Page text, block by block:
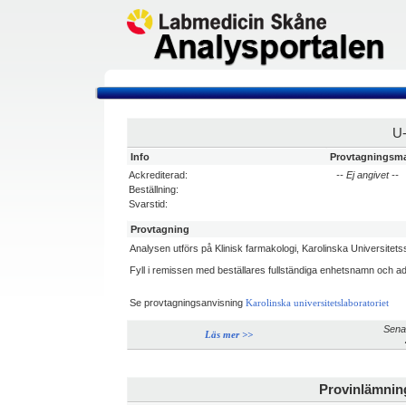
Info
Ackrediterad:
Beställning:
Svarstid:
-- Ej angivet --
Provtagning
Analysen utförs på Klinisk farmakologi, Karolinska
Fyll i remissen med beställares fullständiga enhetsnamn och
Se provtagningsanvisning Karolinska universitetslaboratoriet
Läs mer >>